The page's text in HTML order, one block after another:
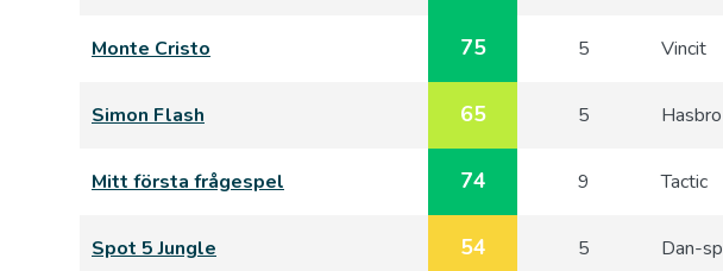
Monte Cristo 75 5 Vincit
Simon Flash 65 5 Hasbro
Mitt första frågespel 74 9 Tactic
Spot 5 Jungle 54 5 Dan-